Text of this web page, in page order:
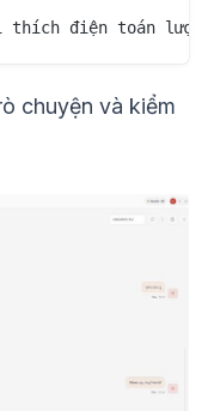
chuyện và kiểm